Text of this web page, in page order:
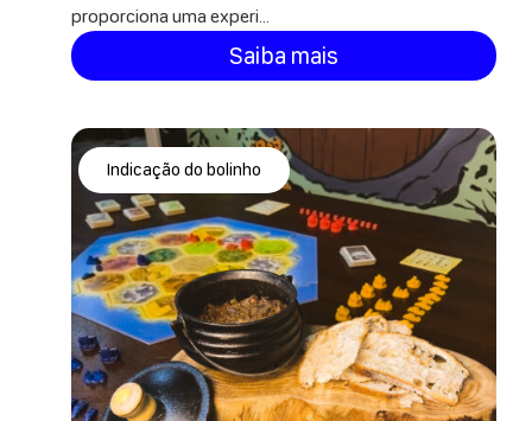
proporciona uma experi...
Saiba mais
Indicação do bolinho